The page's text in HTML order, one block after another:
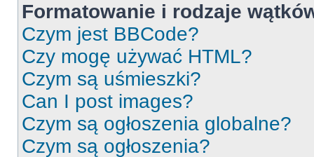
Formatowanie i rodzaje
Czym jest BBCode?
Czy mogę używać HTML?
Czym są uśmieszki?
Can I post images?
Czym są ogłoszenia globalne?
Czym są ogłoszenia?